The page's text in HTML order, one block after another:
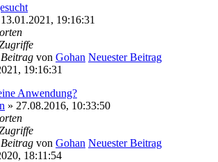
19:16:31
von Gohan Neuester Beitrag
19:16:31
Anwendung?
» 27.08.2016, 10:33:50
von Gohan Neuester Beitrag
18:11:54